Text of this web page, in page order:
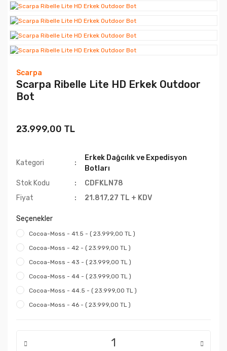
Scarpa
Scarpa Ribelle Lite HD Erkek Outdoor
Bot
23.999,00 TL
Kategori
Erkek Dağcılık ve Expedisyon
Botları
Stok Kodu
CDFKLN78
Fiyat
21.817,27 TL + KDV
Seçenekler
Cocoa-Moss - 41.5 - ( 23.999,00 TL )
Cocoa-Moss - 42 - ( 23.999,00 TL )
Cocoa-Moss - 43 - ( 23.999,00 TL )
Cocoa-Moss - 44 - ( 23.999,00 TL )
Cocoa-Moss - 44.5 - ( 23.999,00 TL )
Cocoa-Moss - 46 - ( 23.999,00 TL )